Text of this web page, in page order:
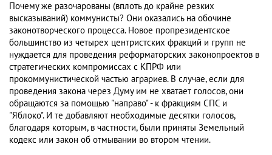
Почему же разочарованы (вплоть до крайне резких
высказываний) коммунисты? Они оказались на обочине
законотворческого процесса. Новое пропрезидентское
большинство из четырех центристских фракций и групп не
нуждается для проведения реформаторских законопроектов в
стратегических компромиссах с КПРФ или
прокоммунистической частью аграриев. В случае, если для
проведения закона через Думу им не хватает голосов, они
обращаются за помощью "направо" - к фракциям СПС и
"Яблоко". И те добавляют необходимые десятки голосов,
благодаря которым, в частности, были приняты Земельный
кодекс или закон об отмывании во втором чтении.